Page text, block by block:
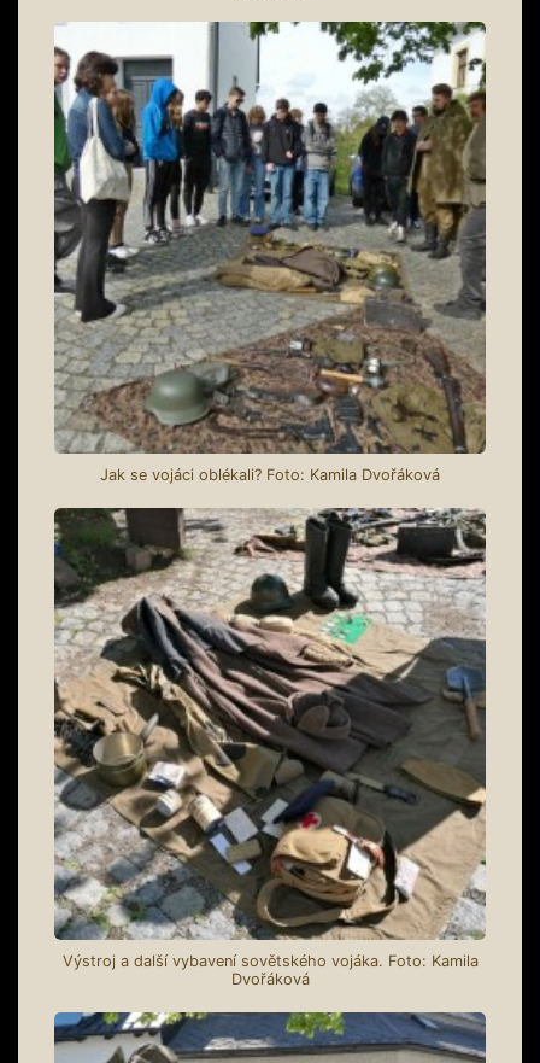
Jak se vojáci oblékali? Foto: Kamila Dvořáková
Výstroj a další vybavení sovětského vojáka. Foto: Kamila
Dvořáková